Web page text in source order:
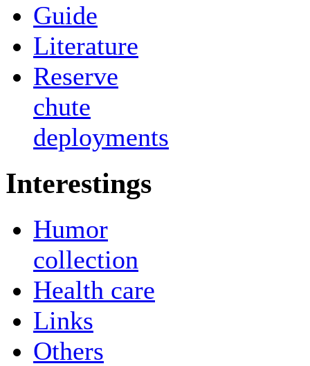
Guide
Literature
Reserve
chute
deployments
Interestings
Humor
collection
Health care
Links
Others